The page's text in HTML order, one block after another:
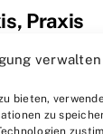
verwalten
bieten,
zu
Praxis
desto